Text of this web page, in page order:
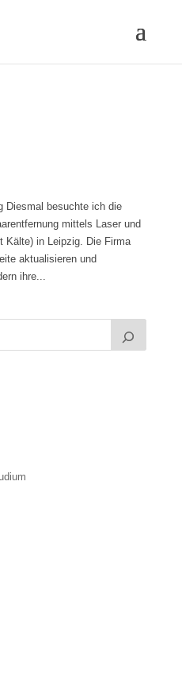
Diesmal besuchte ich die
mittels Laser und
Kälte) in Leipzig. Die Firma
aktualisieren und
ihre...